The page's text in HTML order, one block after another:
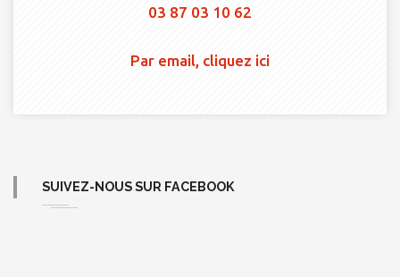
03 87 03 10 62
Par email, cliquez ici
SUIVEZ-NOUS SUR FACEBOOK